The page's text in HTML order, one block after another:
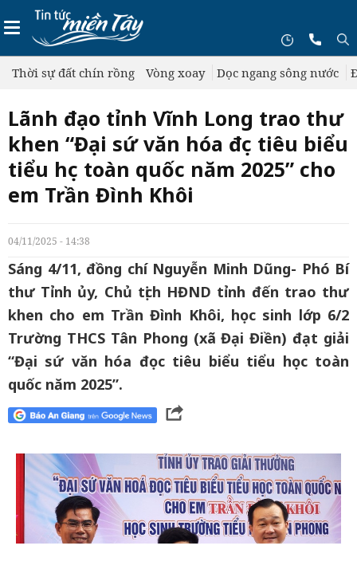
Thời sự đất chín rồng Vòng xoay Dọc ngang sông nước
Lãnh đạo tỉnh Vĩnh Long trao thư
khen “Đại sứ văn hóa đọc tiêu biểu
tiểu học toàn quốc năm 2025” cho
em Trần Đình Khôi
04/11/2025 - 14:38
Sáng 4/11, đồng chí Nguyễn Minh Dũng- Phó Bí
thư Tỉnh ủy, Chủ tịch HĐND tỉnh đến trao thư
khen cho em Trần Đình Khôi, học sinh lớp 6/2
Trường THCS Tân Phong (xã Đại Điền) đạt giải
“Đại sứ văn hóa đọc tiêu biểu tiểu học toàn
quốc năm 2025”.